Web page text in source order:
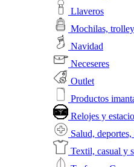
Llaveros
Mochilas,
Navidad
Neceseres
Outlet
Productos
Relojes y
Salud,
Textil, casual y